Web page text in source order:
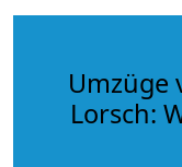
Umzüge
Lorsch: